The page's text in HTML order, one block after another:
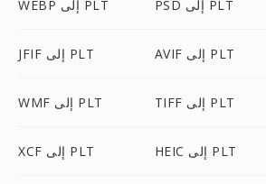
WEBP إلى PLT PSD إلى PLT
JFIF إلى PLT AVIF إلى PLT
WMF إلى PLT TIFF إلى PLT
XCF إلى PLT HEIC إلى PLT